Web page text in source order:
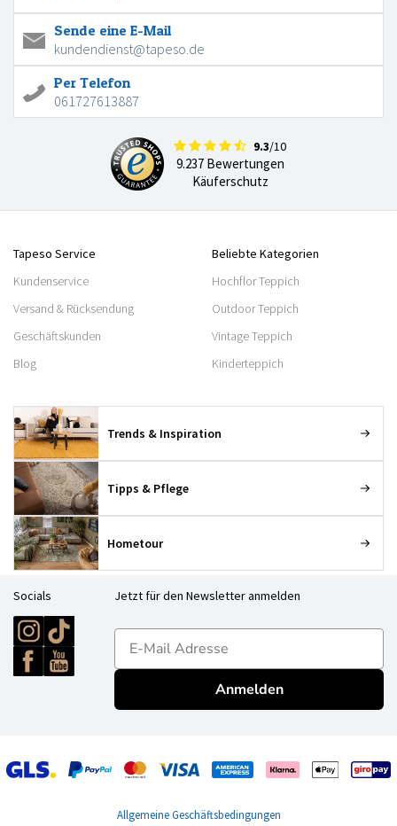
Sende eine E-Mail
kundendienst@tapeso.de
Per Telefon
061727613887
9.3/10
9.237 Bewertungen
Käuferschutz
Tapeso Service
Kundenservice
Versand & Rücksendung
Geschäftskunden
Blog
Beliebte Kategorien
Hochflor Teppich
Outdoor Teppich
Vintage Teppich
Kinderteppich
Trends & Inspiration
Tipps & Pflege
Hometour
Socials Jetzt für den Newsletter anmelden
E-mailadres
Anmelden
Allgemeine Geschäftsbedingungen